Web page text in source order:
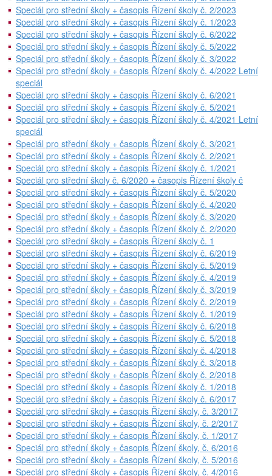
Speciál pro střední školy + časopis Řízení školy č. 2/2023
Speciál pro střední školy + časopis Řízení školy č. 1/2023
Speciál pro střední školy + časopis Řízení školy č. 6/2022
Speciál pro střední školy + časopis Řízení školy č. 5/2022
Speciál pro střední školy + časopis Řízení školy č. 3/2022
Speciál pro střední školy + časopis Řízení školy č. 4/2022 Letní
speciál
Speciál pro střední školy + časopis Řízení školy č. 6/2021
Speciál pro střední školy + časopis Řízení školy č. 5/2021
Speciál pro střední školy + časopis Řízení školy č. 4/2021 Letní
speciál
Speciál pro střední školy + časopis Řízení školy č. 3/2021
Speciál pro střední školy + časopis Řízení školy č. 2/2021
Speciál pro střední školy + časopis Řízení školy č. 1/2021
Speciál pro střední školy č. 6/2020 + časopis Řízení školy č
Speciál pro střední školy + časopis Řízení školy č. 5/2020
Speciál pro střední školy + časopis Řízení školy č. 4/2020
Speciál pro střední školy + časopis Řízení školy č. 3/2020
Speciál pro střední školy + časopis Řízení školy č. 2/2020
Speciál pro střední školy + časopis Řízení školy č. 1
Speciál pro střední školy + časopis Řízení školy č. 6/2019
Speciál pro střední školy + časopis Řízení školy č. 5/2019
Speciál pro střední školy + časopis Řízení školy č. 4/2019
Speciál pro střední školy + časopis Řízení školy č. 3/2019
Speciál pro střední školy + časopis Řízení školy č. 2/2019
Speciál pro střední školy + časopis Řízení školy č. 1/2019
Speciál pro střední školy + časopis Řízení školy č. 6/2018
Speciál pro střední školy + časopis Řízení školy č. 5/2018
Speciál pro střední školy + časopis Řízení školy č. 4/2018
Speciál pro střední školy + časopis Řízení školy č. 3/2018
Speciál pro střední školy + časopis Řízení školy č. 2/2018
Speciál pro střední školy + časopis Řízení školy č. 1/2018
Speciál pro střední školy + časopis Řízení školy č. 6/2017
Speciál pro střední školy + časopis Řízení školy, č. 3/2017
Speciál pro střední školy + časopis Řízení školy, č. 2/2017
Speciál pro střední školy + časopis Řízení školy, č. 1/2017
Speciál pro střední školy + časopis Řízení školy, č. 6/2016
Speciál pro střední školy + časopis Řízení školy, č. 5/2016
Speciál pro střední školy + časopis Řízení školy, č. 4/2016